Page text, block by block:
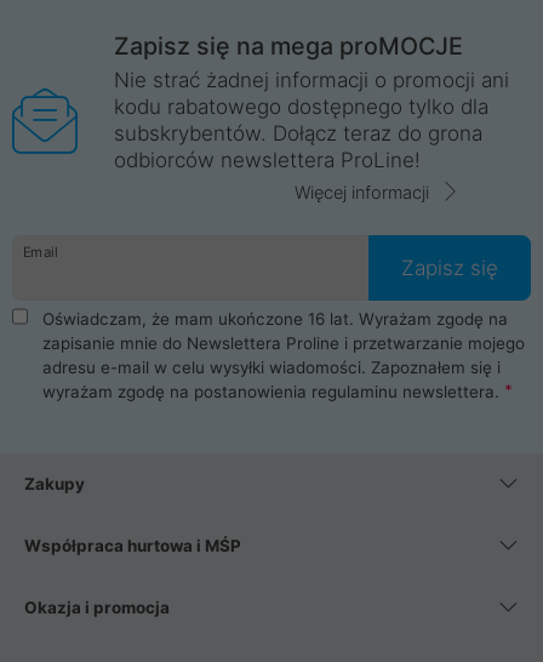
Zapisz się na mega proMOCJE
Nie strać żadnej informacji o promocji ani
kodu rabatowego dostępnego tylko dla
subskrybentów. Dołącz teraz do grona
odbiorców newslettera ProLine!
Więcej informacji
Email
Zapisz się
Oświadczam, że mam ukończone 16 lat. Wyrażam zgodę na
zapisanie mnie do Newslettera Proline i przetwarzanie mojego
adresu e-mail w celu wysyłki wiadomości. Zapoznałem się i
wyrażam zgodę na postanowienia regulaminu newslettera.
Zakupy
Współpraca hurtowa i MŚP
Okazja i promocja